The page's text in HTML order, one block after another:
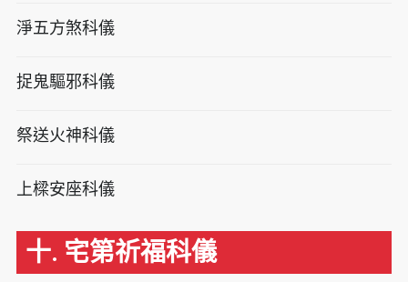
淨五方煞科儀
捉鬼驅邪科儀
祭送火神科儀
上樑安座科儀
十. 宅第祈福科儀